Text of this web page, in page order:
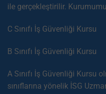
ile gerçekleştirilir.
C Sınıfı İş Güvenliği Kursu
B Sınıfı İş Güvenliği Kursu
A Sınıfı İş Güvenliği Kursu
sınıflarına yönelik İSG